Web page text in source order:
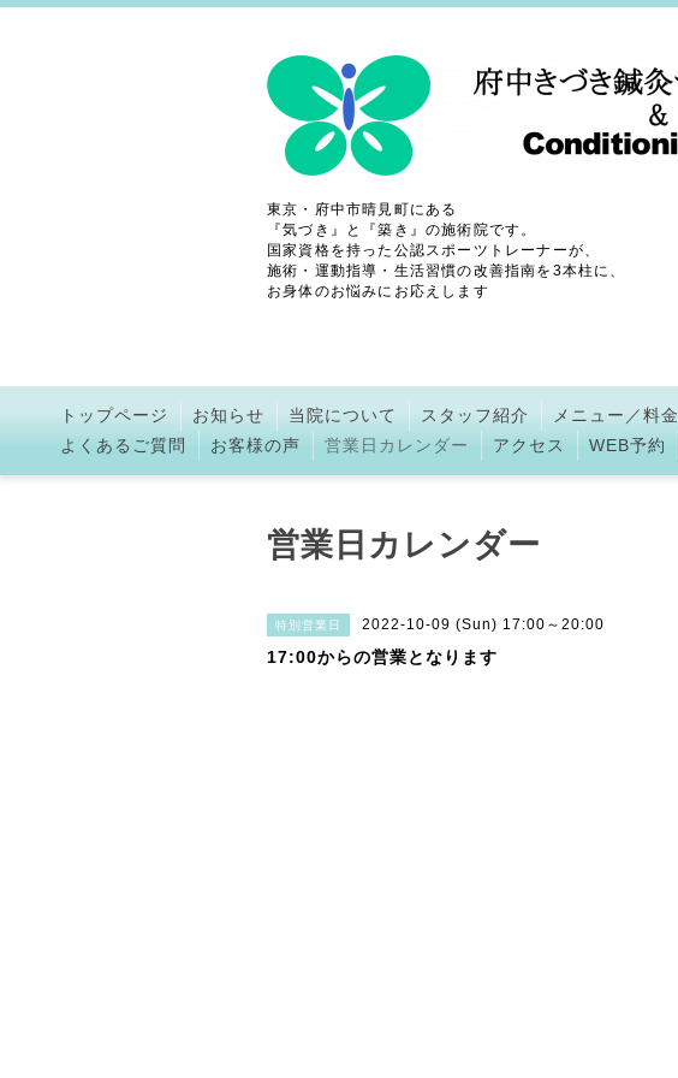
東京・府中市晴見町にある
『気づき』と『築き』の施術院です。
国家資格を持った公認スポーツトレーナーが、
施術・運動指導・生活習慣の改善指南を3本柱に、
お身体のお悩みにお応えします
トップページ お知らせ 当院について スタッフ紹介 メニュー／料金
よくあるご質問
お客様の声 営業日カレンダー アクセス WEB予約
営業日カレンダー
特別営業日 2022-10-09 (Sun) 17:00～20:00
17:00からの営業となります